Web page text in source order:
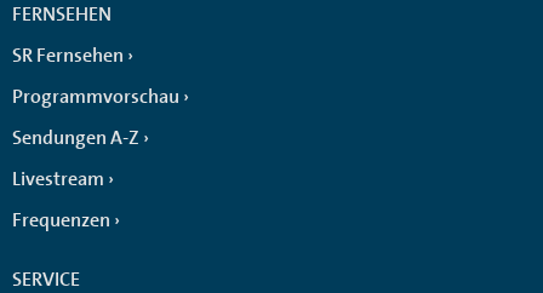
FERNSEHEN
SR Fernsehen
Programmvorschau
Sendungen A-Z
Livestream
Frequenzen
SERVICE